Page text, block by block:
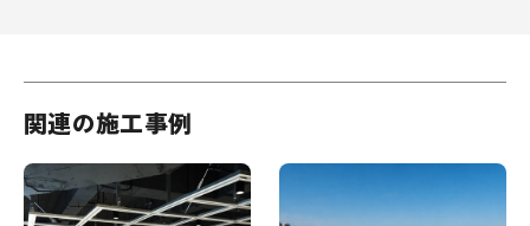
関連の施工事例